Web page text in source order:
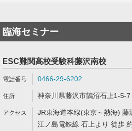
臨海セミナー
ESC難関高校受験科藤沢南校
0466-29-6202
神奈川県藤沢市鵠沼石上1-5-
JR東海道本線(東京～熱海) 藤
江ノ島電鉄線 石上より 徒歩